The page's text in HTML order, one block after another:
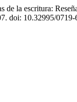
la escritura:
doi: 10.32995/